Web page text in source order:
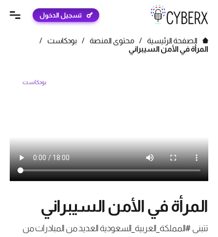
تسجيل الدخول
الصفحة الرئيسية / محتوى المنصة / بودكاست
/
المرأة في الأمن السيبراني
بودكاست
المرأة في الأمن السيبراني
تتبنى #المملكة_العربية_السعودية العديد من المبادرات من